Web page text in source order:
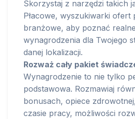
Skorzystaj z narzędzi takich
Płacowe, wyszukiwarki ofert
branżowe, aby poznać realne
wynagrodzenia dla Twojego
danej lokalizacji.
Rozważ cały pakiet
Wynagrodzenie to nie tylko
podstawowa. Rozmawiaj
bonusach, opiece
czasie pracy, możliwości